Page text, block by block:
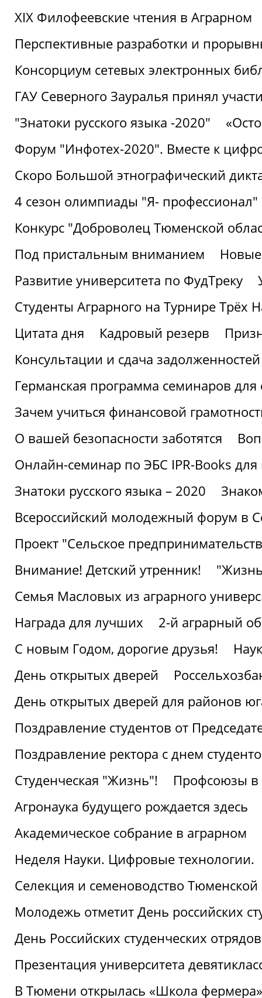
XIX Филофеевские чтения в Аграрном
Перспективные разработки и
Консорциум сетевых электронных
ГАУ Северного Зауралья принял
"Знатоки русского языка -2020"
Форум "Инфотех-2020". Вместе к
Скоро Большой этнографический
4 сезон олимпиады "Я- профессионал"
Конкурс "Доброволец Тюменской
Под пристальным вниманием
Развитие университета по ФудТреку
Студенты Аграрного на Турнире Трёх
Цитата дня
Кадровый резерв
Консультации и сдача
Германская программа семинаров для
Зачем учиться финансовой
О вашей безопасности заботятся
Онлайн-семинар по ЭБС IPR-Books для
Знатоки русского языка – 2020
Всероссийский молодежный форум в
Проект "Сельское
Внимание! Детский утренник!
Семья Масловых из аграрного
Награда для лучших
2-й аграрный
С новым Годом, дорогие друзья!
День открытых дверей
День открытых дверей для районов
Поздравление студентов от
Поздравление ректора с днем
Студенческая "Жизнь"!
Профсоюзы в
Агронаука будущего рождается здесь
Академическое собрание в аграрном
Неделя Науки. Цифровые технологии.
Селекция и семеноводство Тюменской
Молодежь отметит День российских
День Российских студенческих
Презентация университета
В Тюмени открылась «Школа фермера»